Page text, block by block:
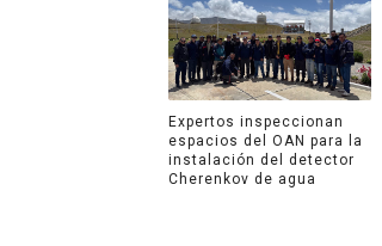
Expertos inspeccionan
espacios del OAN para la
instalación del detector
Cherenkov de agua